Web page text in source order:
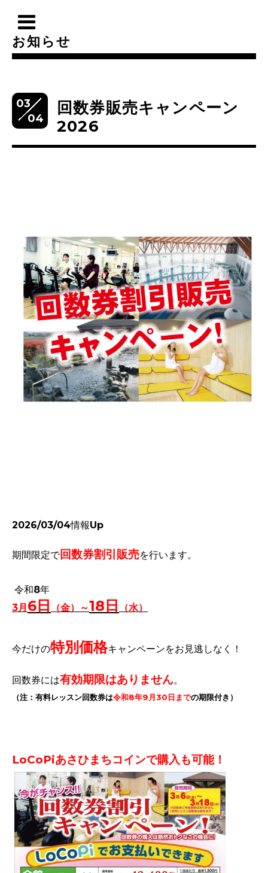
お知らせ
03
04
回数券販売キャンペーン
2026
2026/03/04情報Up
期間限定で回数券割引販売を行います。
令和8年
3月 6日 （金）～18日 （水）
今だけの特別価格キャンペーンをお見逃しなく！
回数券には有効期限はありません。
（注：有料レッスン回数券は令和8年9月30日までの期限付き）
LoCoPiあさひまちコインで購入も可能！